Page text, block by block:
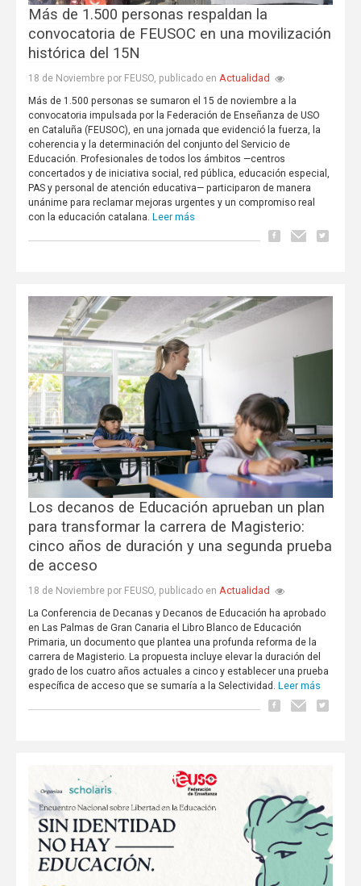
Más de 1.500 personas respaldan la
convocatoria de FEUSOC en una movilización
histórica del 15N
18 de Noviembre por FEUSO, publicado en Actualidad
Más de 1.500 personas se sumaron el 15 de noviembre a la
convocatoria impulsada por la Federación de Enseñanza de USO
en Cataluña (FEUSOC), en una jornada que evidenció la fuerza, la
coherencia y la determinación del conjunto del Servicio de
Educación. Profesionales de todos los ámbitos —centros
concertados y de iniciativa social, red pública, educación especial,
PAS y personal de atención educativa— participaron de manera
unánime para reclamar mejoras urgentes y un compromiso real
con la educación catalana. Leer más
Los decanos de Educación aprueban un plan
para transformar la carrera de Magisterio:
cinco años de duración y una segunda prueba
de acceso
18 de Noviembre por FEUSO, publicado en Actualidad
La Conferencia de Decanas y Decanos de Educación ha aprobado
en Las Palmas de Gran Canaria el Libro Blanco de Educación
Primaria, un documento que plantea una profunda reforma de la
carrera de Magisterio. La propuesta incluye elevar la duración del
grado de los cuatro años actuales a cinco y establecer una prueba
específica de acceso que se sumaría a la Selectividad. Leer más